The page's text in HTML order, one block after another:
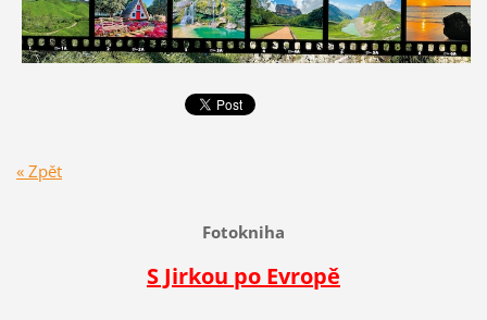
« Zpět
Fotokniha
S Jirkou po Evropě